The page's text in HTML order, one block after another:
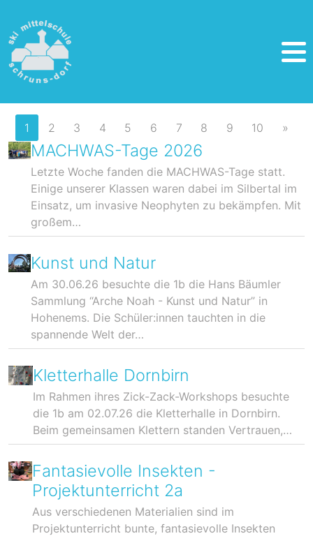
1 2 3 4 5 6 7 8 9 10 »
MACHWAS-Tage 2026
Letzte Woche fanden die MACHWAS-Tage statt.
Einige unserer Klassen waren dabei im Silbertal im
Einsatz, um invasive Neophyten zu bekämpfen. Mit
großem…
Kunst und Natur
Am 30.06.26 besuchte die 1b die Hans Bäumler
Sammlung “Arche Noah - Kunst und Natur” in
Hohenems. Die Schüler:innen tauchten in die
spannende Welt der…
Kletterhalle Dornbirn
Im Rahmen ihres Zick-Zack-Workshops besuchte
die 1b am 02.07.26 die Kletterhalle in Dornbirn.
Beim gemeinsamen Klettern standen Vertrauen,…
Fantasievolle Insekten -
Projektunterricht 2a
Aus verschiedenen Materialien sind im
Projektunterricht bunte, fantasievolle Insekten